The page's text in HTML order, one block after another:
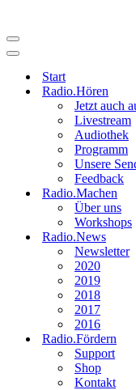
Navigationsmenü
Navigationsmenü
Start
Radio.Hören
Jetzt auch
Livestream
Audiothek
Programm
Unsere
Feedback
Radio.Machen
Über uns
Workshops
Radio.News
Newsletter
2020
2019
2018
2017
2016
Radio.Fördern
Support
Shop
Kontakt